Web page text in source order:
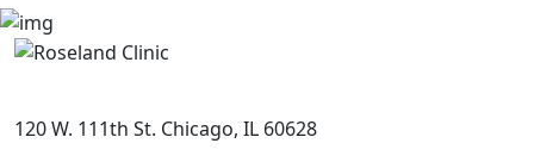
120 W. 111th St. Chicago, IL 60628